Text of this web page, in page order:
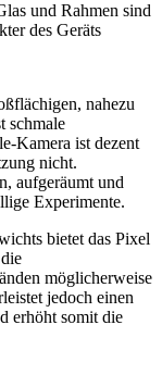
und Rahmen sind
des Geräts
nahezu
schmale
Kamera ist dezent
nicht.
aufgeräumt und
Experimente.
bietet das Pixel
möglicherweise
jedoch einen
erhöht somit die